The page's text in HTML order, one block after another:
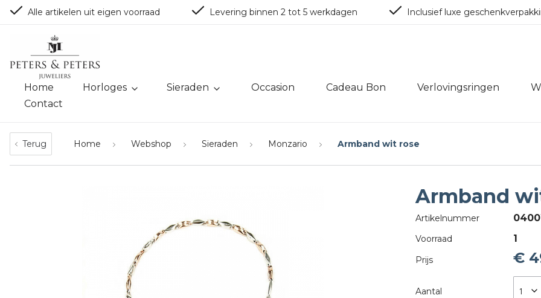
Alle artikelen uit eigen voorraad Levering binnen 2 tot 5 werkdagen Inclusief luxe
Home Horloges Sieraden Occasion Cadeau Bon Verlovingsringen
Contact
Terug Home Webshop Sieraden Monzario Armband wit rose
Armband
Artikelnummer
Voorraad 1
Prijs €
Aantal